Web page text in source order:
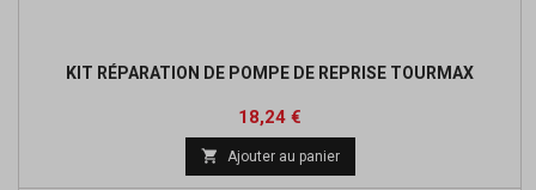
KIT RÉPARATION DE POMPE DE REPRISE TOURMAX
Prix
18,24 €
base
 Ajouter au panier